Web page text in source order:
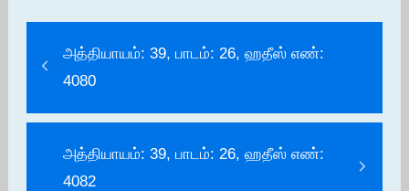
அத்தியாயம்: 39, பாடம்: 26, ஹதீஸ் எண்:
4080
அத்தியாயம்: 39, பாடம்: 26, ஹதீஸ் எண்:
4082